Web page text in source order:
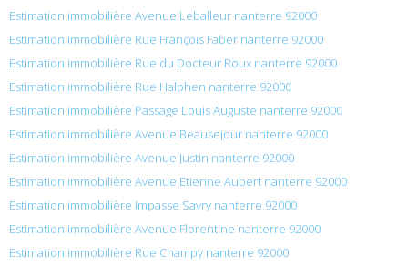
Estimation immobilière Avenue Leballeur nanterre 92000
Estimation immobilière Rue François Faber nanterre 92000
Estimation immobilière Rue du Docteur Roux nanterre 92000
Estimation immobilière Rue Halphen nanterre 92000
Estimation immobilière Passage Louis Auguste nanterre 92000
Estimation immobilière Avenue Beausejour nanterre 92000
Estimation immobilière Avenue Justin nanterre 92000
Estimation immobilière Avenue Etienne Aubert nanterre 92000
Estimation immobilière Impasse Savry nanterre 92000
Estimation immobilière Avenue Florentine nanterre 92000
Estimation immobilière Rue Champy nanterre 92000